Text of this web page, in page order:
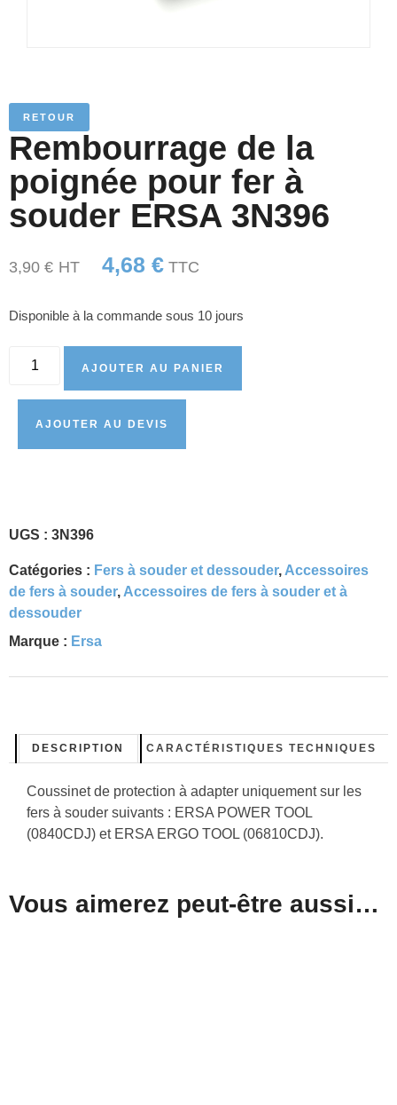
RETOUR
Rembourrage de la
poignée pour fer à
souder ERSA 3N396
3,90 € HT 4,68 € TTC
Disponible à la commande sous 10 jours
AJOUTER AU PANIER
AJOUTER AU DEVIS
UGS : 3N396
Catégories : Fers à souder et dessouder, Accessoires
de fers à souder, Accessoires de fers à souder et à
dessouder
Marque : Ersa
DESCRIPTION CARACTÉRISTIQUES TECHNIQUES
Coussinet de protection à adapter uniquement sur les
fers à souder suivants : ERSA POWER TOOL
(0840CDJ) et ERSA ERGO TOOL (06810CDJ).
Vous aimerez peut-être aussi…